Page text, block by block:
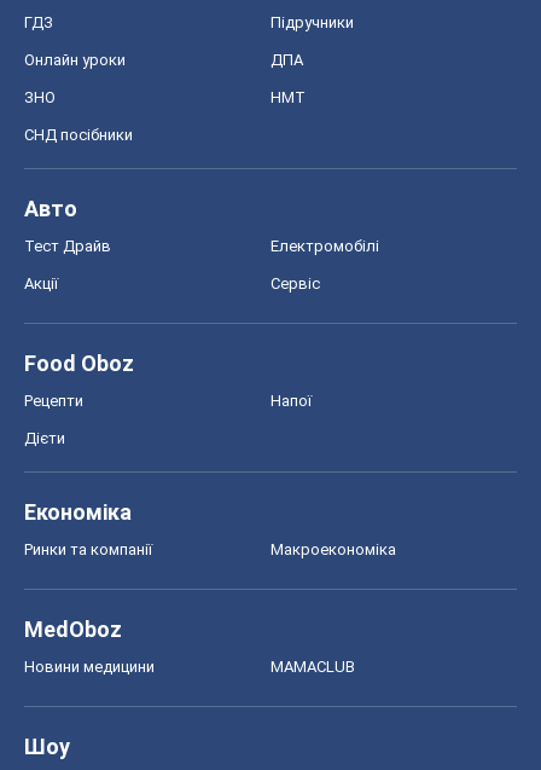
ГДЗ Підручники
Онлайн уроки ДПА
ЗНО НМТ
СНД посібники
Авто
Тест Драйв Електромобілі
Акції Сервіс
Food Oboz
Рецепти Напої
Дієти
Економіка
Ринки та компанії Макроекономіка
MedOboz
Новини медицини MAMACLUB
Шоу